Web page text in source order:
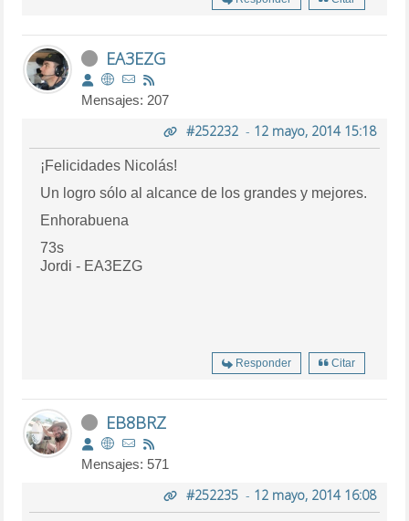
EA3EZG
Mensajes: 207
#252232- 12 mayo, 2014 15:18
¡Felicidades Nicolás!
Un logro sólo al alcance de los grandes y mejores.
Enhorabuena
73s
Jordi - EA3EZG
Responder Citar
EB8BRZ
Mensajes: 571
#252235- 12 mayo, 2014 16:08